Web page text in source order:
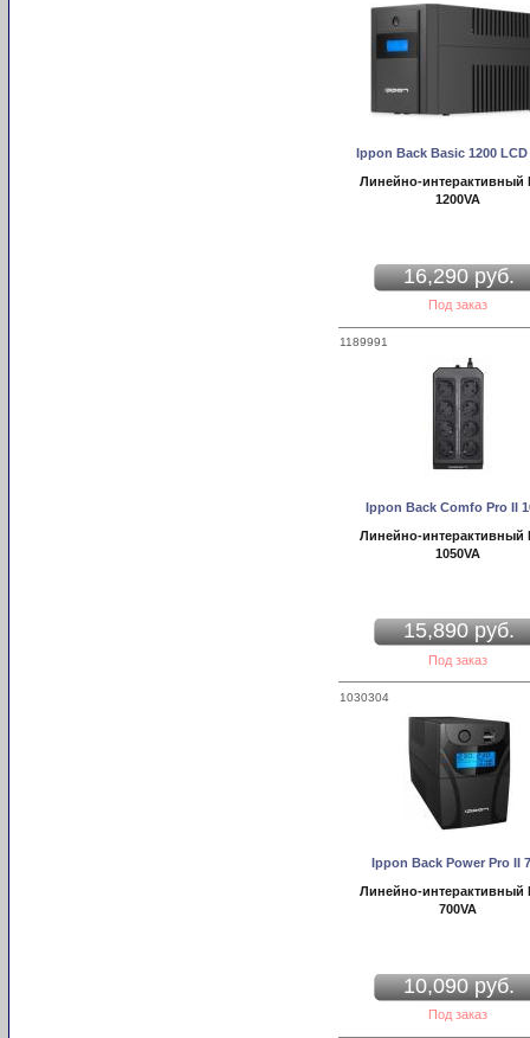
Ippon Back Basic 1200
Линейно-
1200VA
16,290 руб.
Под заказ
1189991
Ippon Back Comfo Pro II
Линейно-
1050VA
15,890 руб.
Под заказ
1030304
Ippon Back Power Pro II
Линейно-
700VA
10,090 руб.
Под заказ